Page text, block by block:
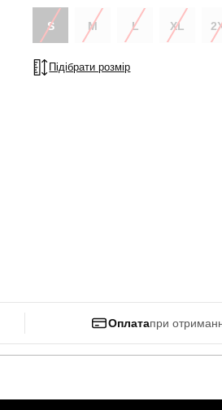
S M L XL
Підібрати розмір
Оплатапри